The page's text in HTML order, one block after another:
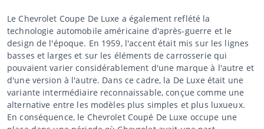
Le Chevrolet Coupe De Luxe a également reflété la
technologie automobile américaine d'après-guerre et le
design de l'époque. En 1959, l'accent était mis sur les lignes
basses et larges et sur les éléments de carrosserie qui
pouvaient varier considérablement d'une marque à l'autre et
d'une version à l'autre. Dans ce cadre, la De Luxe était une
variante intermédiaire reconnaissable, conçue comme une
alternative entre les modèles plus simples et plus luxueux.
En conséquence, le Chevrolet Coupé De Luxe occupe une